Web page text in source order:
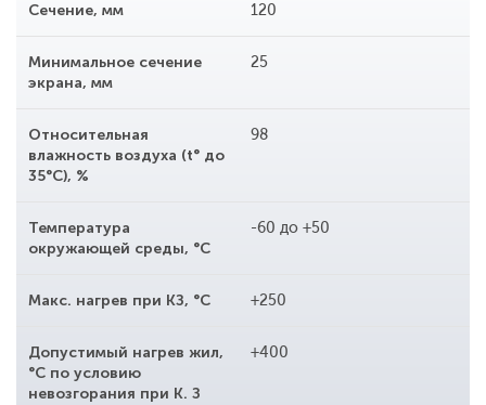
Сечение, мм 120
Минимальное сечение
экрана, мм
25
Относительная
влажность воздуха (t° до
35°С), %
98
Температура
окружающей среды, °С
-60 до +50
Макс. нагрев при КЗ, °С +250
Допустимый нагрев жил,
°С по условию
невозгорания при К. З
+400